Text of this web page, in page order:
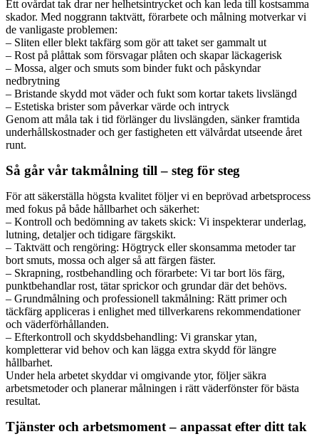
Ett ovårdat tak drar ner helhetsintrycket och kan leda till kostsamma
skador. Med noggrann taktvätt, förarbete och målning motverkar vi
de vanligaste problemen:
– Sliten eller blekt takfärg som gör att taket ser gammalt ut
– Rost på plåttak som försvagar plåten och skapar läckagerisk
– Mossa, alger och smuts som binder fukt och påskyndar
nedbrytning
– Bristande skydd mot väder och fukt som kortar takets livslängd
– Estetiska brister som påverkar värde och intryck
Genom att måla tak i tid förlänger du livslängden, sänker framtida
underhållskostnader och ger fastigheten ett välvårdat utseende året
runt.
Så går vår takmålning till – steg för steg
För att säkerställa högsta kvalitet följer vi en beprövad arbetsprocess
med fokus på både hållbarhet och säkerhet:
– Kontroll och bedömning av takets skick: Vi inspekterar underlag,
lutning, detaljer och tidigare färgskikt.
– Taktvätt och rengöring: Högtryck eller skonsamma metoder tar
bort smuts, mossa och alger så att färgen fäster.
– Skrapning, rostbehandling och förarbete: Vi tar bort lös färg,
punktbehandlar rost, tätar sprickor och grundar där det behövs.
– Grundmålning och professionell takmålning: Rätt primer och
täckfärg appliceras i enlighet med tillverkarens rekommendationer
och väderförhållanden.
– Efterkontroll och skyddsbehandling: Vi granskar ytan,
kompletterar vid behov och kan lägga extra skydd för längre
hållbarhet.
Under hela arbetet skyddar vi omgivande ytor, följer säkra
arbetsmetoder och planerar målningen i rätt väderfönster för bästa
resultat.
Tjänster och arbetsmoment – anpassat efter ditt tak